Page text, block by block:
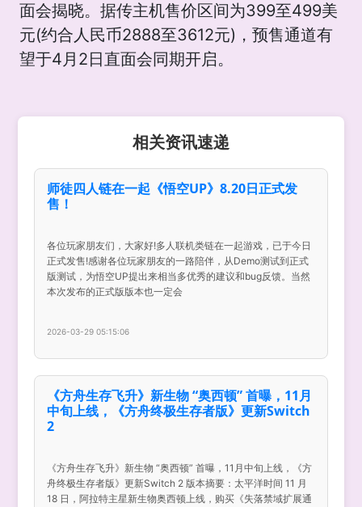
面会揭晓。据传主机售价区间为399至499美
元(约合人民币2888至3612元)，预售通道有
望于4月2日直面会同期开启。
相关资讯速递
师徒四人链在一起《悟空UP》8.20日正式发
售！
各位玩家朋友们，大家好!多人联机类链在一起游戏，已于今日
正式发售!感谢各位玩家朋友的一路陪伴，从Demo测试到正式
版测试，为悟空UP提出来相当多优秀的建议和bug反馈。当然
本次发布的正式版版本也一定会
2026-03-29 05:15:06
《方舟生存飞升》新生物 “奥西顿” 首曝，11月
中旬上线，《方舟终极生存者版》更新Switch
2
《方舟生存飞升》新生物 “奥西顿” 首曝，11月中旬上线，《方
舟终极生存者版》更新Switch 2 版本摘要：太平洋时间 11 月
18 日，阿拉特主星新生物奥西顿上线，购买《失落禁域扩展通